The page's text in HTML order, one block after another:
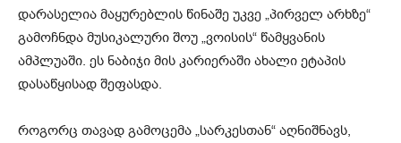
დარასელია მაყურებლის წინაშე უკვე „პირველ არხზე“
გამოჩნდა მუსიკალური შოუ „ვოისის“ წამყვანის
ამპლუაში. ეს ნაბიჯი მის კარიერაში ახალი ეტაპის
დასაწყისად შეფასდა.
როგორც თავად გამოცემა „სარკესთან“ აღნიშნავს,